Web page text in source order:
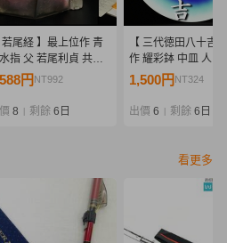
若尾経 】最上位作 青
指 父 若尾利貞 共箱
円 NT992
8 剩餘 6日
【 三代徳田八十吉
作 耀彩鉢 中皿 人間
保証
1,500円 NT324
出價 6 剩餘 6日
看更多